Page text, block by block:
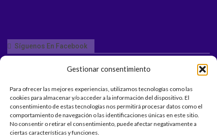
Gestionar consentimiento
Para ofrecer las mejores experiencias, utilizamos tecnologías como las
cookies para almacenar y/o acceder a la información del dispositivo. El
consentimiento de estas tecnologías nos permitirá procesar datos como el
comportamiento de navegación o las identificaciones únicas en este sitio.
No consentir o retirar el consentimiento, puede afectar negativamente a
ciertas características y funciones.
Síguenos En Facebook
NUESTRA POLÍTICA DE PRIVACIDAD
NUESTRA POLÍTICA DE COOKIES